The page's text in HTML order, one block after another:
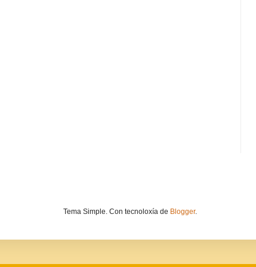
Tema Simple. Con tecnoloxía de Blogger.